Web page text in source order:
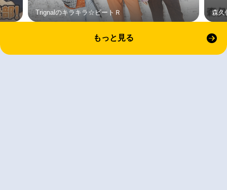
Trignalのキラキラ☆ビートＲ 森久
もっと見る